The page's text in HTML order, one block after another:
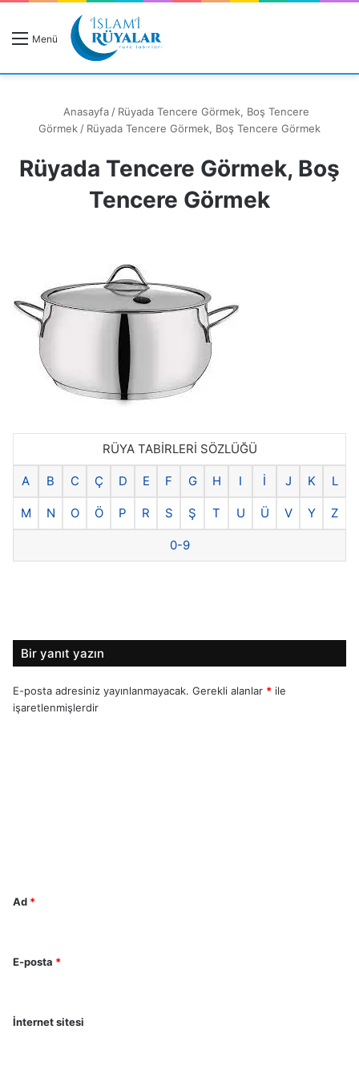
Menü
Anasayfa / Rüyada Tencere Görmek, Boş Tencere
Görmek / Rüyada Tencere Görmek, Boş Tencere Görmek
Rüyada Tencere Görmek, Boş
Tencere Görmek
RÜYA TABİRLERİ SÖZLÜĞÜ
A B C Ç D E F G H I İ J K L
M N O Ö P R S Ş T U Ü V Y Z
0-9
Bir yanıt yazın
E-posta adresiniz yayınlanmayacak. Gerekli alanlar * ile
işaretlenmişlerdir
Ad *
E-posta *
İnternet sitesi
Rüyanızı Arayın